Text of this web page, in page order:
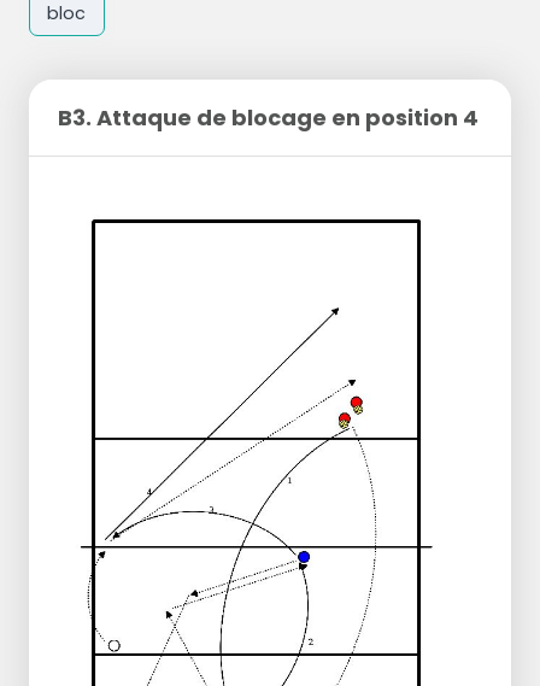
bloc
B3. Attaque de blocage en position 4